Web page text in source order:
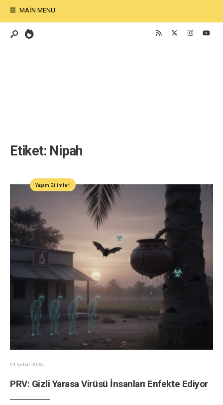
MAIN MENU
Etiket: Nipah
Yaşam Bilimleri
01 Şubat 2026
PRV: Gizli Yarasa Virüsü İnsanları Enfekte Ediyor